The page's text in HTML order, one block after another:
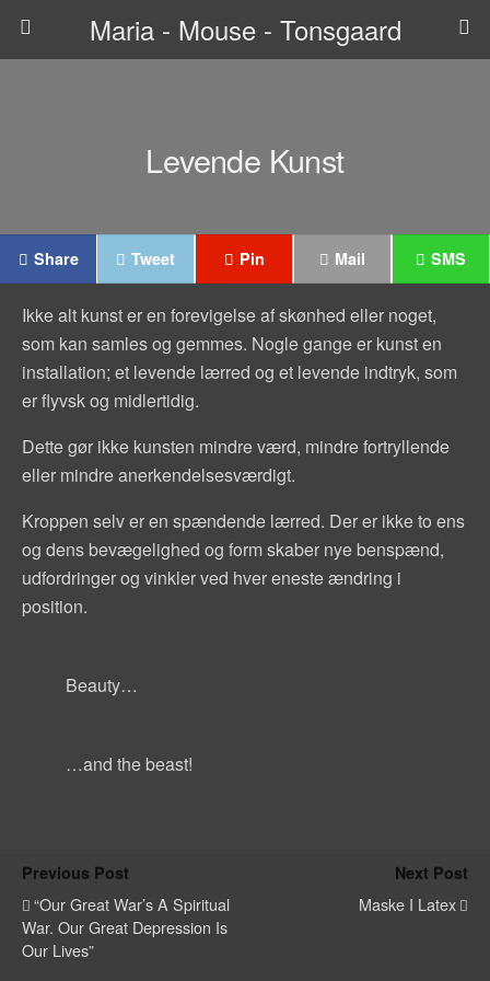
Maria - Mouse - Tonsgaard
Levende Kunst
Share Tweet Pin Mail SMS
Ikke alt kunst er en forevigelse af skønhed eller noget,
som kan samles og gemmes. Nogle gange er kunst en
installation; et levende lærred og et levende indtryk, som
er flyvsk og midlertidig.
Dette gør ikke kunsten mindre værd, mindre fortryllende
eller mindre anerkendelsesværdigt.
Kroppen selv er en spændende lærred. Der er ikke to ens
og dens bevægelighed og form skaber nye benspænd,
udfordringer og vinkler ved hver eneste ændring i
position.
Beauty…
…and the beast!
Previous Post
“Our Great War’s A Spiritual
War. Our Great Depression Is
Our Lives”
Next Post
Maske I Latex